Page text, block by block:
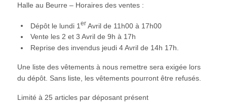
Halle au Beurre – Horaires des ventes :
Dépôt le lundi 1 er Avril de 11h00 à 17h00
Vente les 2 et 3 Avril de 9h à 17h
Reprise des invendus jeudi 4 Avril de 14h 17h.
Une liste des vêtements à nous remettre sera exigée lors
du dépôt. Sans liste, les vêtements pourront être refusés.
Limité à 25 articles par déposant présent